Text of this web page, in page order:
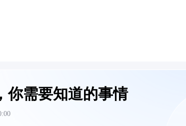
你需要知道的事情